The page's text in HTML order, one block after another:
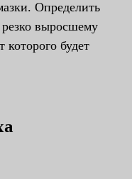
Определить
выросшему
будет